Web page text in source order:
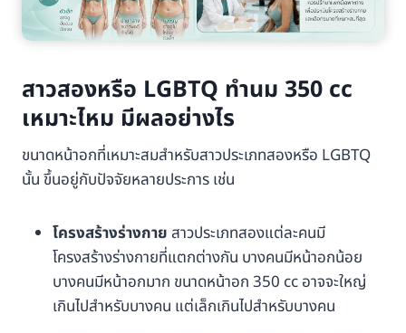
สาวสองหรือ LGBTQ ทำนม 350 cc
เหมาะไหม มีผลอย่างไร
ขนาดหน้าอกที่เหมาะสมสำหรับสาวประเภทสองหรือ LGBTQ
นั้น ขึ้นอยู่กับปัจจัยหลายประการ เช่น
โครงสร้างร่างกายสาวประเภทสองแต่ละคนมี
โครงสร้างร่างกายที่แตกต่างกัน บางคนมีหน้าอกน้อย
บางคนมีหน้าอกมาก ขนาดหน้าอก 350 cc อาจจะใหญ่
เกินไปสำหรับบางคน แต่เล็กเกินไปสำหรับบางคน